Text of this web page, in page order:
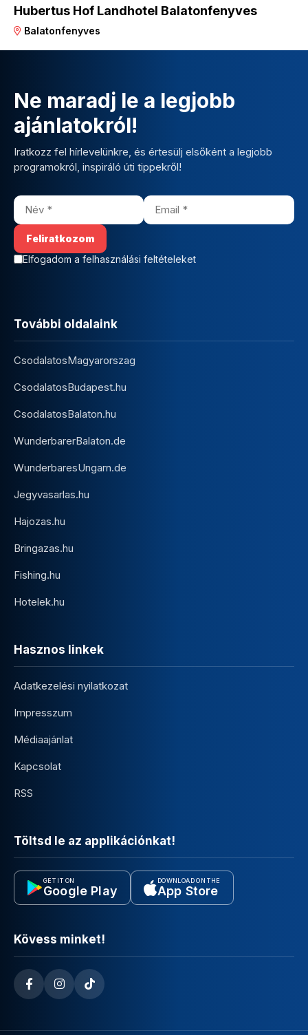
Hubertus Hof Landhotel Balatonfenyves
Balatonfenyves
Ne maradj le a legjobb
ajánlatokról!
Iratkozz fel hírlevelünkre, és értesülj elsőként a legjobb
programokról, inspiráló úti tippekről!
Elfogadom a felhasználási feltételeket
További oldalaink
CsodalatosMagyarorszag
CsodalatosBudapest.hu
CsodalatosBalaton.hu
WunderbarerBalaton.de
WunderbaresUngarn.de
Jegyvasarlas.hu
Hajozas.hu
Bringazas.hu
Fishing.hu
Hotelek.hu
Hasznos linkek
Adatkezelési nyilatkozat
Impresszum
Médiaajánlat
Kapcsolat
RSS
Töltsd le az applikációnkat!
GET IT ON
Google Play
DOWNLOAD ON THE
App Store
Kövess minket!